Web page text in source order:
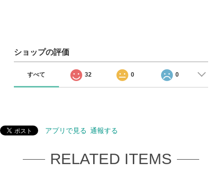
ショップの評価
すべて 32 0 0
アプリで見る 通報する
RELATED ITEMS